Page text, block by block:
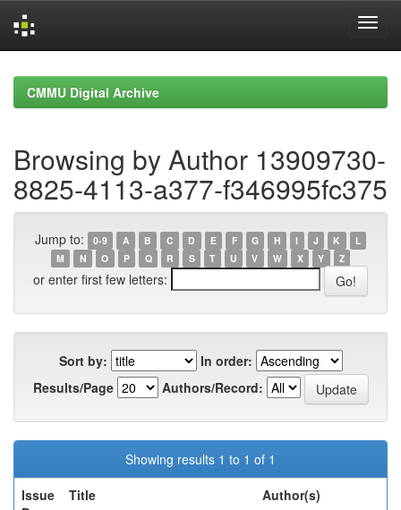
navigationCMMU Digital Archive
Browsing by Author 13909730-
8825-4113-a377-f346995fc375
Jump to: 0-9 A B C D E F G H I J K
L
M
N O P Q R S T U V W X Y Z
or enter first few letters:
Sort by:
In order:
Results/Page
Authors/Record:
Showing results 1 to 1 of 1
Issue
Title Author(s)